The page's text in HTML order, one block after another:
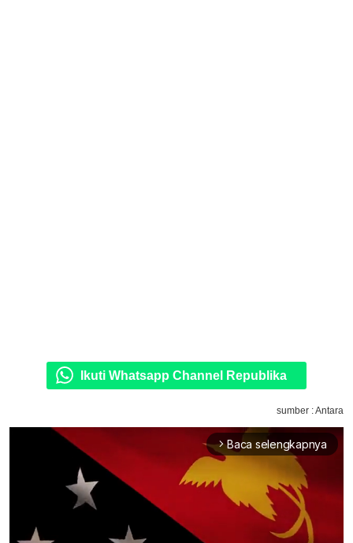
Ikuti Whatsapp Channel Republika
sumber : Antara
arrow_forward_ios Baca selengkapnya